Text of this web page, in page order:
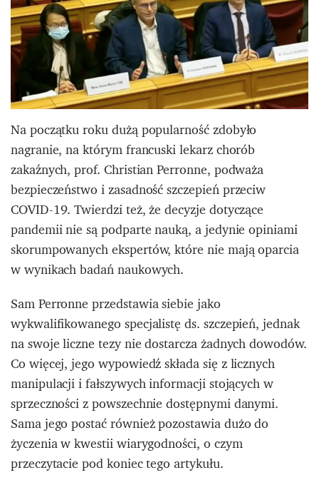
Na początku roku dużą popularność zdobyło
nagranie, na którym francuski lekarz chorób
zakaźnych, prof. Christian Perronne, podważa
bezpieczeństwo i zasadność szczepień przeciw
COVID-19. Twierdzi też, że decyzje dotyczące
pandemii nie są podparte nauką, a jedynie opiniami
skorumpowanych ekspertów, które nie mają oparcia
w wynikach badań naukowych.
Sam Perronne przedstawia siebie jako
wykwalifikowanego specjalistę ds. szczepień, jednak
na swoje liczne tezy nie dostarcza żadnych dowodów.
Co więcej, jego wypowiedź składa się z licznych
manipulacji i fałszywych informacji stojących w
sprzeczności z powszechnie dostępnymi danymi.
Sama jego postać również pozostawia dużo do
życzenia w kwestii wiarygodności, o czym
przeczytacie pod koniec tego artykułu.